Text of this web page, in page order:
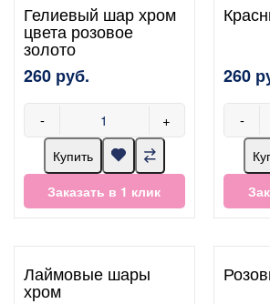
Гелиевый шар хром
цвета розовое
золото
260 руб.
- +
Купить
Заказать в 1 клик
260
-
Лаймовые шары
хром